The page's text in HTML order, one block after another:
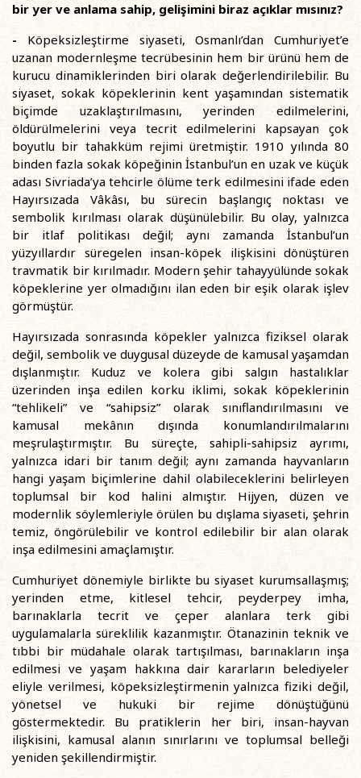
bir yer ve anlama sahip, gelişimini biraz açıklar mısınız?
- Köpeksizleştirme siyaseti, Osmanlı’dan Cumhuriyet’e
uzanan modernleşme tecrübesinin hem bir ürünü hem de
kurucu dinamiklerinden biri olarak değerlendirilebilir. Bu
siyaset, sokak köpeklerinin kent yaşamından sistematik
biçimde uzaklaştırılmasını, yerinden edilmelerini,
öldürülmelerini veya tecrit edilmelerini kapsayan çok
boyutlu bir tahakküm rejimi üretmiştir. 1910 yılında 80
binden fazla sokak köpeğinin İstanbul’un en uzak ve küçük
adası Sivriada’ya tehcirle ölüme terk edilmesini ifade eden
Hayırsızada Vâkâsı, bu sürecin başlangıç noktası ve
sembolik kırılması olarak düşünülebilir. Bu olay, yalnızca
bir itlaf politikası değil; aynı zamanda İstanbul’un
yüzyıllardır süregelen insan-köpek ilişkisini dönüştüren
travmatik bir kırılmadır. Modern şehir tahayyülünde sokak
köpeklerine yer olmadığını ilan eden bir eşik olarak işlev
görmüştür.
Hayırsızada sonrasında köpekler yalnızca fiziksel olarak
değil, sembolik ve duygusal düzeyde de kamusal yaşamdan
dışlanmıştır. Kuduz ve kolera gibi salgın hastalıklar
üzerinden inşa edilen korku iklimi, sokak köpeklerinin
“tehlikeli” ve “sahipsiz” olarak sınıflandırılmasını ve
kamusal mekânın dışında konumlandırılmalarını
meşrulaştırmıştır. Bu süreçte, sahipli-sahipsiz ayrımı,
yalnızca idari bir tanım değil; aynı zamanda hayvanların
hangi yaşam biçimlerine dahil olabileceklerini belirleyen
toplumsal bir kod halini almıştır. Hijyen, düzen ve
modernlik söylemleriyle örülen bu dışlama siyaseti, şehrin
temiz, öngörülebilir ve kontrol edilebilir bir alan olarak
inşa edilmesini amaçlamıştır.
Cumhuriyet dönemiyle birlikte bu siyaset kurumsallaşmış;
yerinden etme, kitlesel tehcir, peyderpey imha,
barınaklarla tecrit ve çeper alanlara terk gibi
uygulamalarla süreklilik kazanmıştır. Ötanazinin teknik ve
tıbbi bir müdahale olarak tartışılması, barınakların inşa
edilmesi ve yaşam hakkına dair kararların belediyeler
eliyle verilmesi, köpeksizleştirmenin yalnızca fiziki değil,
yönetsel ve hukuki bir rejime dönüştüğünü
göstermektedir. Bu pratiklerin her biri, insan-hayvan
ilişkisini, kamusal alanın sınırlarını ve toplumsal belleği
yeniden şekillendirmiştir.